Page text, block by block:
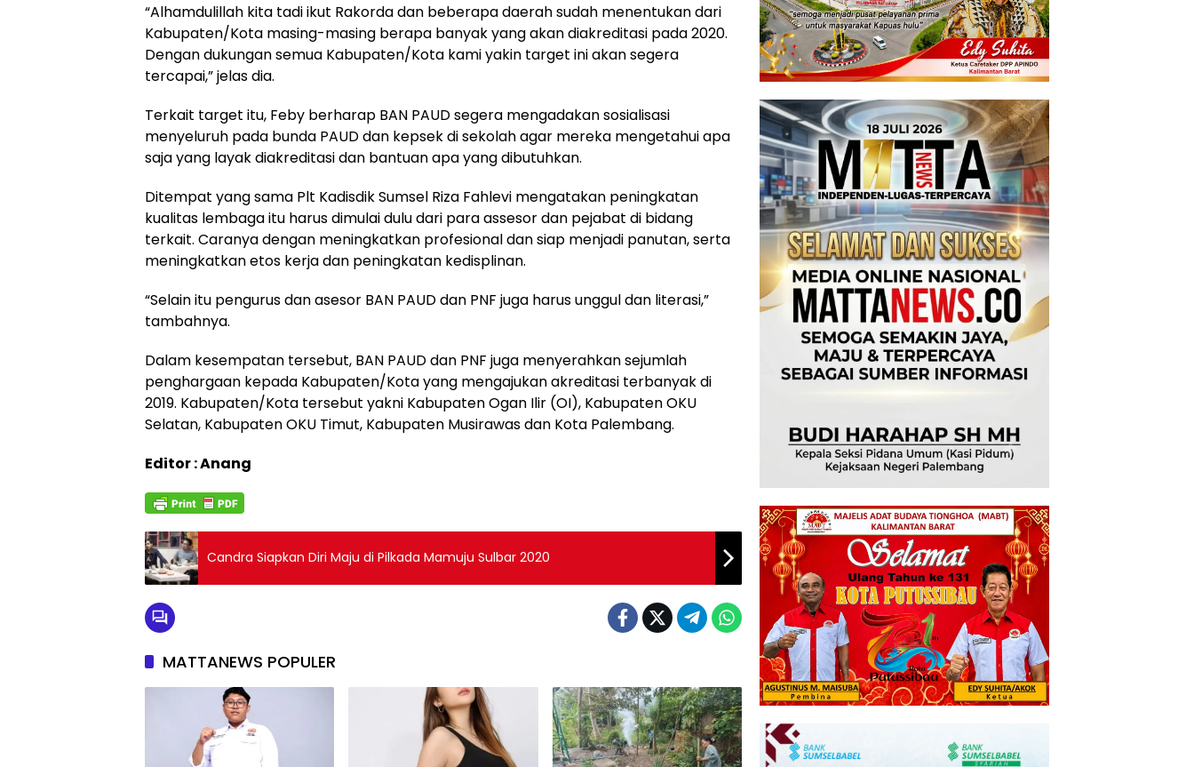
“Alhamdulillah kita tadi ikut Rakorda dan beberapa daerah sudah menentukan dari
Kabupaten/Kota masing-masing berapa banyak yang akan diakreditasi pada 2020.
Dengan dukungan semua Kabupaten/Kota kami yakin target ini akan segera
tercapai,” jelas dia.
Terkait target itu, Feby berharap BAN PAUD segera mengadakan sosialisasi
menyeluruh pada bunda PAUD dan kepsek di sekolah agar mereka mengetahui apa
saja yang layak diakreditasi dan bantuan apa yang dibutuhkan.
Ditempat yang sama Plt Kadisdik Sumsel Riza Fahlevi mengatakan peningkatan
kualitas lembaga itu harus dimulai dulu dari para assesor dan pejabat di bidang
terkait. Caranya dengan meningkatkan profesional dan siap menjadi panutan, serta
meningkatkan etos kerja dan peningkatan kedisplinan.
“Selain itu pengurus dan asesor BAN PAUD dan PNF juga harus unggul dan literasi,”
tambahnya.
Dalam kesempatan tersebut, BAN PAUD dan PNF juga menyerahkan sejumlah
penghargaan kepada Kabupaten/Kota yang mengajukan akreditasi terbanyak di
2019. Kabupaten/Kota tersebut yakni Kabupaten Ogan Ilir (OI), Kabupaten OKU
Selatan, Kabupaten OKU Timut, Kabupaten Musirawas dan Kota Palembang.
Editor : Anang
Candra Siapkan Diri Maju di Pilkada Mamuju Sulbar 2020
MATTANEWS POPULER